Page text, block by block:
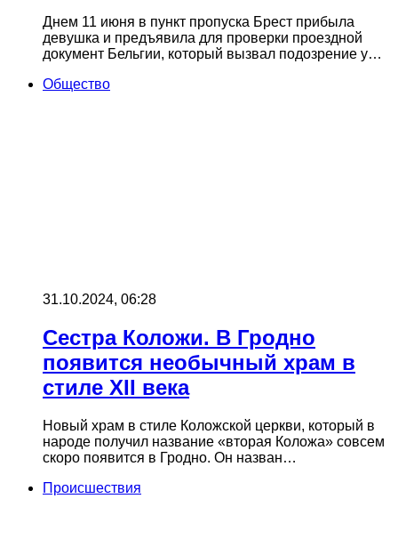
Днем 11 июня в пункт пропуска Брест прибыла
девушка и предъявила для проверки проездной
документ Бельгии, который вызвал подозрение у…
Общество
31.10.2024, 06:28
Сестра Коложи. В Гродно
появится необычный храм в
стиле XII века
Новый храм в стиле Коложской церкви, который в
народе получил название «вторая Коложа» совсем
скоро появится в Гродно. Он назван…
Происшествия